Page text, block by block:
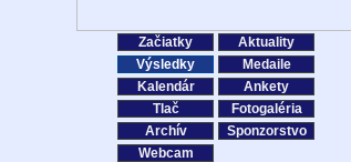
Začiatky
Aktuality
Výsledky
Medaile
Kalendár
Ankety
Tlač
Fotogaléria
Archív
Sponzorstvo
Webcam